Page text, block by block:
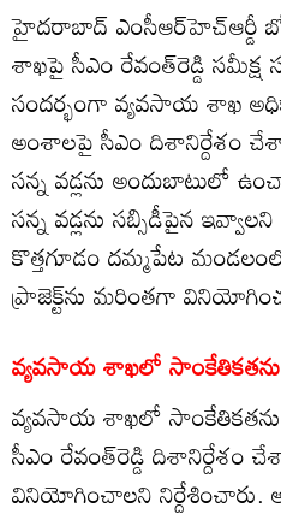
హైదరాబాద్
శాఖపై సీఎం రేవంత్‌రెడ్డి
సందర్భంగా వ్యవసాయ శాఖ
అంశాలపై సీఎం దిశానిర్దేశం
సన్న వడ్లను అందుబాటులో
సన్న వడ్లను సబ్సిడీపైన
కొత్తగూడం దమ్మపేట
ప్రాజెక్ట్‌ను మరింతగా
వ్యవసాయ శాఖలో
వ్యవసాయ శాఖలో
సీఎం రేవంత్‌రెడ్డి దిశానిర్దేశం
వినియోగించాలని నిర్దేశించారు.